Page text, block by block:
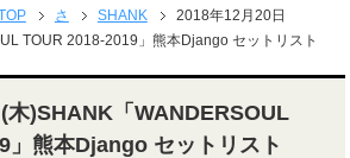
さ SHANK
2018年12月20日
TOUR 2018-2019」熊本Django セットリスト
木)SHANK「WANDERSOUL
」熊本Django セットリスト